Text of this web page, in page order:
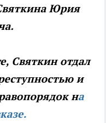
Юрия
Святкин отдал
и
на